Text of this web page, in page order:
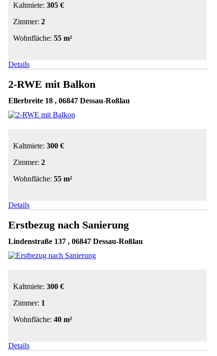
Kaltmiete: 305 €
Zimmer: 2
Wohnfläche: 55 m²
Details
2-RWE mit Balkon
Ellerbreite 18 , 06847 Dessau-Roßlau
Kaltmiete: 300 €
Zimmer: 2
Wohnfläche: 55 m²
Details
Erstbezug nach Sanierung
Lindenstraße 137 , 06847 Dessau-Roßlau
Kaltmiete: 300 €
Zimmer: 1
Wohnfläche: 40 m²
Details